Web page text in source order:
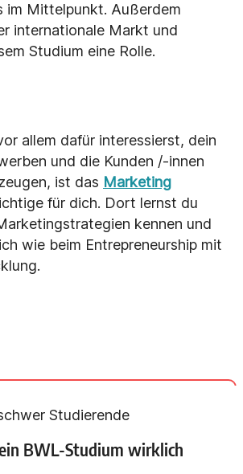
im Mittelpunkt. Außerdem
internationale Markt und
Studium eine Rolle.
allem dafür interessierst, dein
und die Kunden /-innen
ist das Marketing
für dich. Dort lernst du
kennen und
wie beim Entrepreneurship mit
BWL-Studium wirklich